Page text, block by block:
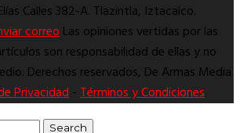
Calles 382-A. Tlazintla, Iztacalco.
correoLas opiniones vertidas por las
son responsabilidad de ellas y no
Derechos reservados, De Armas Media
Privacidad-Términos y Condiciones